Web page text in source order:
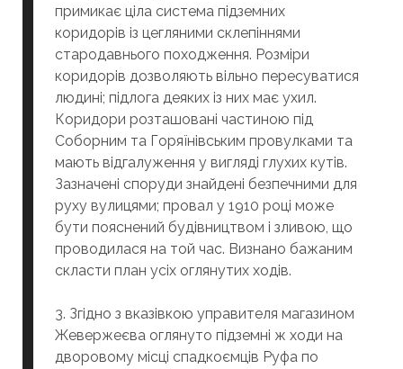
примикає ціла система підземних
коридорів із цегляними склепіннями
стародавнього походження. Розміри
коридорів дозволяють вільно пересуватися
людині; підлога деяких із них має ухил.
Коридори розташовані частиною під
Соборним та Горяїнівським провулками та
мають відгалуження у вигляді глухих кутів.
Зазначені споруди знайдені безпечними для
руху вулицями; провал у 1910 році може
бути пояснений будівництвом і зливою, що
проводилася на той час. Визнано бажаним
скласти план усіх оглянутих ходів.
3. Згідно з вказівкою управителя магазином
Жевержеєва оглянуто підземні ж ходи на
дворовому місці спадкоємців Руфа по